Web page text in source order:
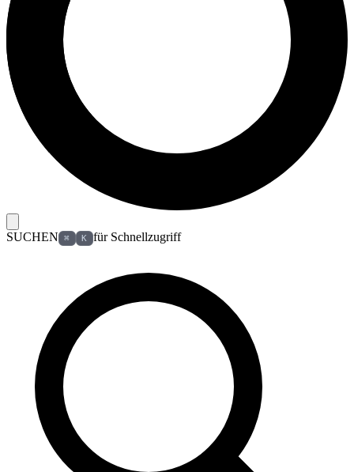
Football Lexikon
SUCHEN ⌘ K für Schnellzugriff